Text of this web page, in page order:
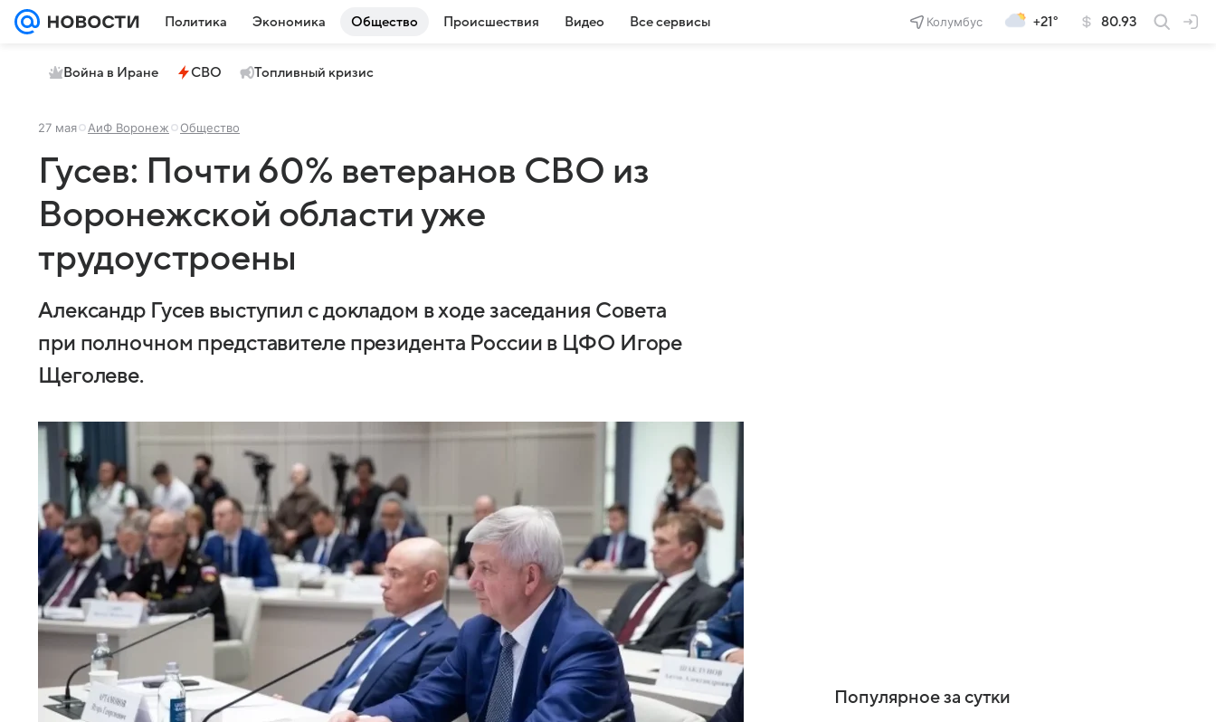
Политика Экономика Общество Происшествия Видео Все сервисы Колумбус +21° 80.93
Война в Иране СВО Топливный кризис
27 мая АиФ Воронеж Общество
Гусев: Почти 60% ветеранов СВО из
Воронежской области уже
трудоустроены
Александр Гусев выступил с докладом в ходе заседания Совета
при полночном представителе президента России в ЦФО Игоре
Щеголеве.
Популярное за сутки